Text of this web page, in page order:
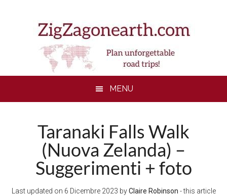
MENU
Taranaki Falls Walk
(Nuova Zelanda) –
Suggerimenti + foto
Last updated on 6 Dicembre 2023 byClaire Robinson - this article